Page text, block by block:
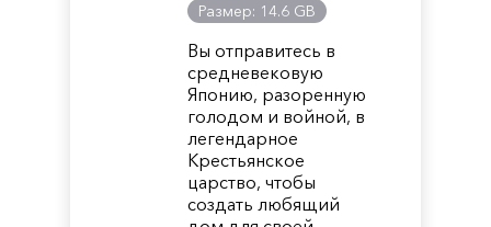
Размер: 14.6 GB
Вы отправитесь в
средневековую
Японию, разоренную
голодом и войной, в
легендарное
Крестьянское
царство, чтобы
создать любящий